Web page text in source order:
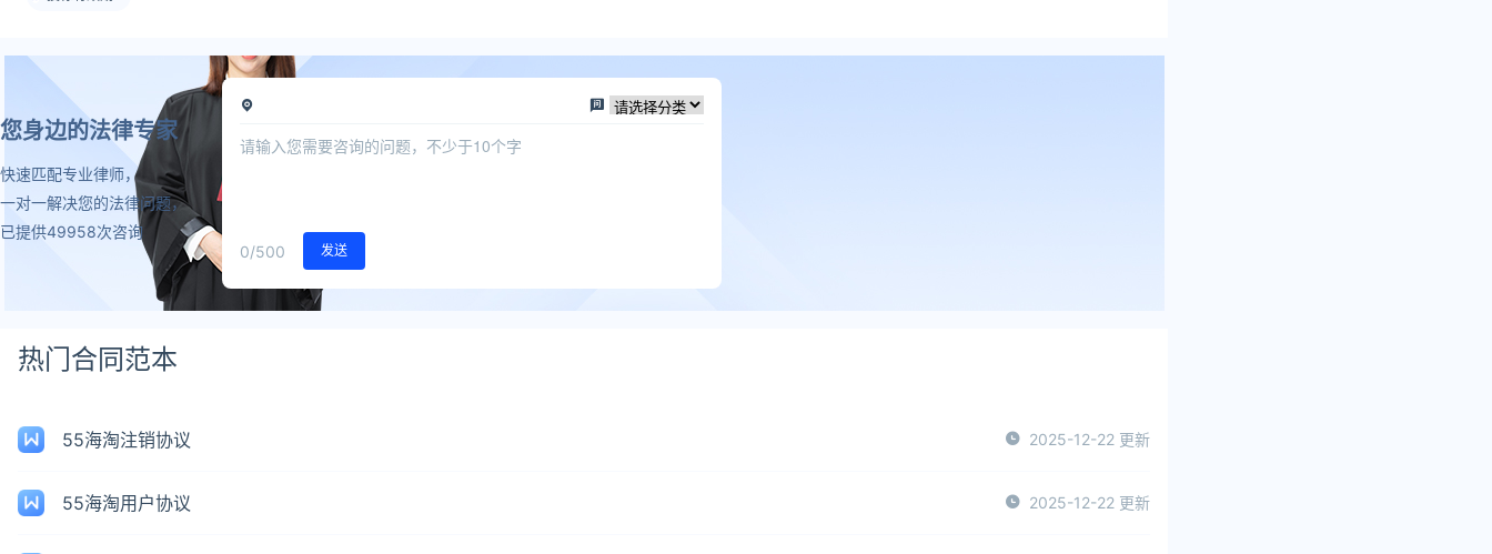
您身边的法律专家
快速匹配专业律师，
一对一解决您的法律问题，
已提供49958次咨询
0/500 发送
热门合同范本
55海淘注销协议 2025-12-22 更新
55海淘用户协议 2025-12-22 更新